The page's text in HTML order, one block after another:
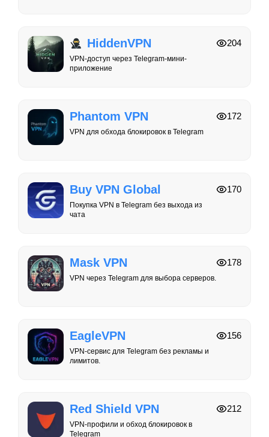
HiddenVPN
VPN-доступ через Telegram-мини-
приложение
204
Phantom VPN
VPN для обхода блокировок в Telegram
172
Buy VPN Global
Покупка VPN в Telegram без выхода из
чата
170
Mask VPN
VPN через Telegram для выбора серверов.
178
EagleVPN
VPN-сервис для Telegram без рекламы и
лимитов.
156
Red Shield VPN
VPN-профили и обход блокировок в
Telegram
212